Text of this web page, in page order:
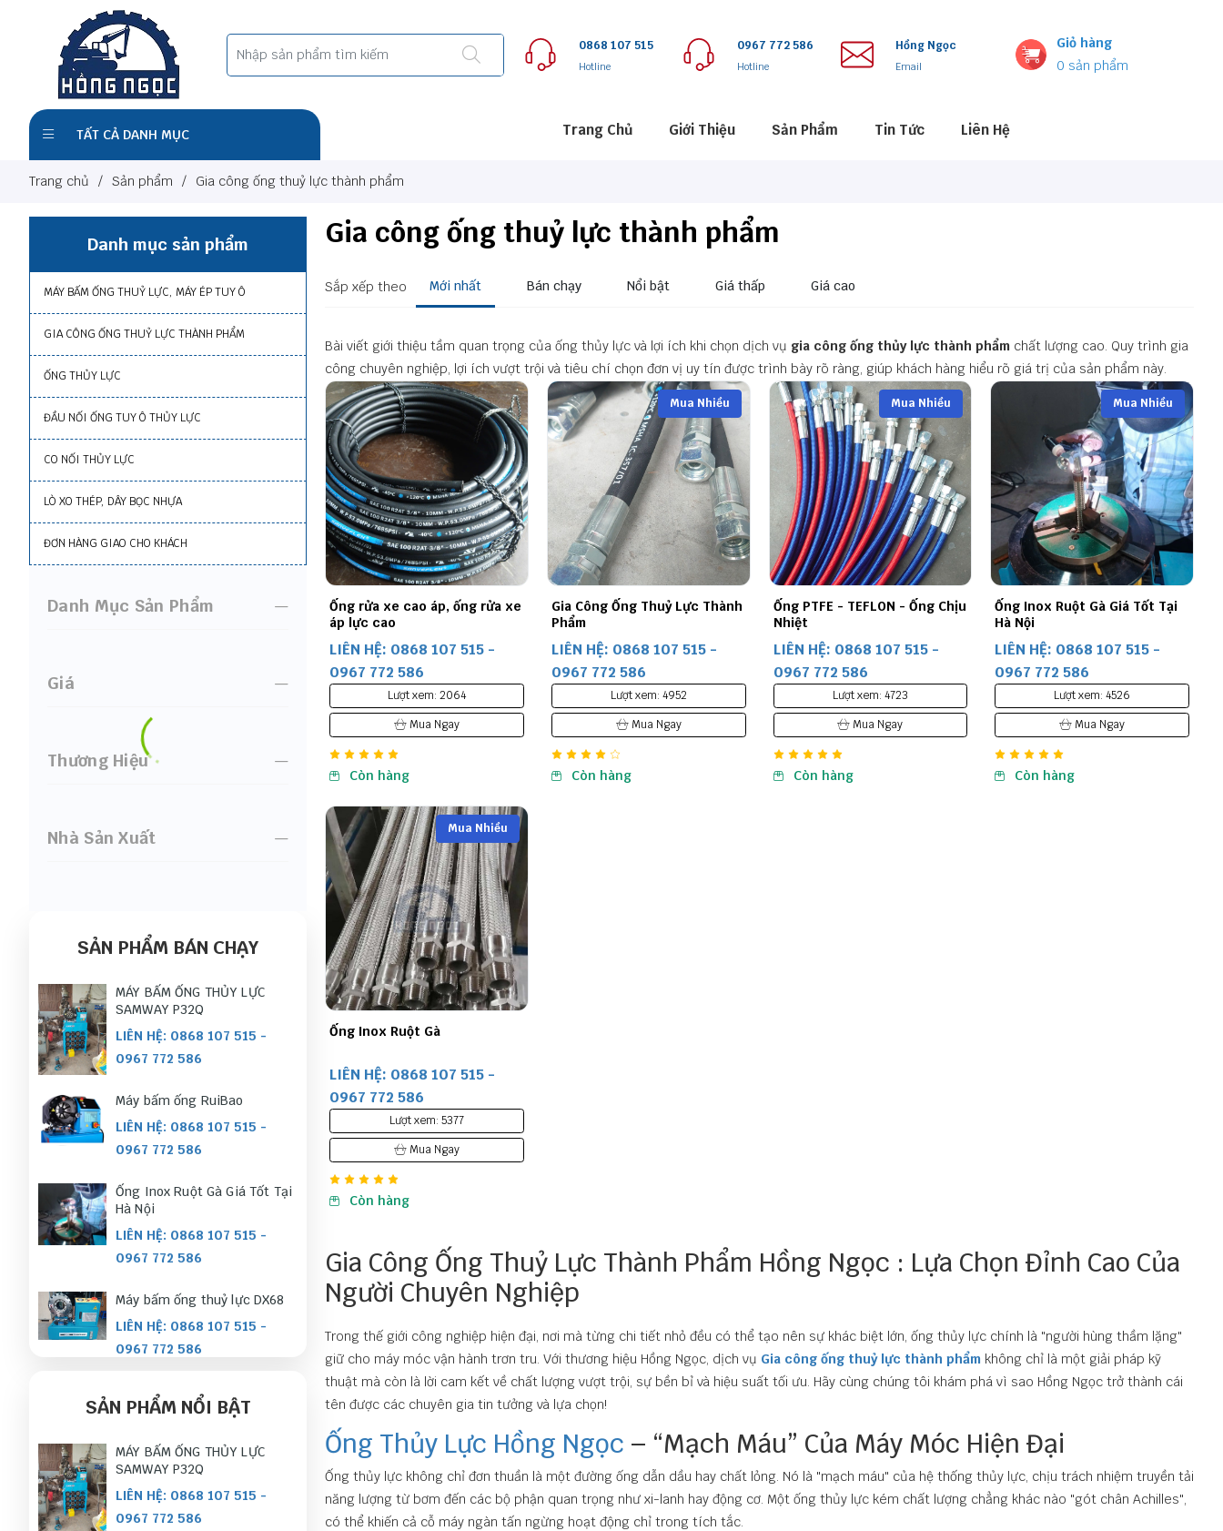
0868 107 515
Hotline
0967 772 586
Hotline
Hồng Ngọc
Email
Giỏ hàng
0 sản phẩm
TẤT CẢ DANH MỤC Trang Chủ Giới Thiệu Sản Phẩm Tin Tức Liên Hệ
Trang chủ / Sản phẩm / Gia công ống thuỷ lực thành phẩm
Gia công ống thuỷ lực thành phẩm
Sắp xếp theo Mới nhất Bán chạy Nổi bật Giá thấp Giá cao
Bài viết giới thiệu tầm quan trọng của ống thủy lực và lợi ích khi chọn dịch vụ gia công ống thủy lực thành phẩm chất lượng cao. Quy trình gia
công chuyên nghiệp, lợi ích vượt trội và tiêu chí chọn đơn vị uy tín được trình bày rõ ràng, giúp khách hàng hiểu rõ giá trị của sản phẩm này.
Ống rửa xe cao áp, ống rửa xe
áp lực cao
LIÊN HỆ: 0868 107 515 -
0967 772 586
Lượt xem: 2064
Mua Ngay
Còn hàng
Mua Nhiều
Gia Công Ống Thuỷ Lực Thành
Phẩm
LIÊN HỆ: 0868 107 515 -
0967 772 586
Lượt xem: 4952
Mua Ngay
Còn hàng
Mua Nhiều
Ống PTFE - TEFLON - Ống Chịu
Nhiệt
LIÊN HỆ: 0868 107 515 -
0967 772 586
Lượt xem: 4723
Mua Ngay
Còn hàng
Mua Nhiều
Ống Inox Ruột Gà Giá Tốt Tại
Hà Nội
LIÊN HỆ: 0868 107 515 -
0967 772 586
Lượt xem: 4526
Mua Ngay
Còn hàng
Mua Nhiều
Ống Inox Ruột Gà
LIÊN HỆ: 0868 107 515 -
0967 772 586
Lượt xem: 5377
Mua Ngay
Còn hàng
Gia Công Ống Thuỷ Lực Thành Phẩm Hồng Ngọc : Lựa Chọn Đỉnh Cao Của
Người Chuyên Nghiệp
Trong thế giới công nghiệp hiện đại, nơi mà từng chi tiết nhỏ đều có thể tạo nên sự khác biệt lớn, ống thủy lực chính là "người hùng thầm lặng"
giữ cho máy móc vận hành trơn tru. Với thương hiệu Hồng Ngọc, dịch vụ Gia công ống thuỷ lực thành phẩm không chỉ là một giải pháp kỹ
thuật mà còn là lời cam kết về chất lượng vượt trội, sự bền bỉ và hiệu suất tối ưu. Hãy cùng chúng tôi khám phá vì sao Hồng Ngọc trở thành cái
tên được các chuyên gia tin tưởng và lựa chọn!
Ống Thủy Lực Hồng Ngọc – “Mạch Máu” Của Máy Móc Hiện Đại
Ống thủy lực không chỉ đơn thuần là một đường ống dẫn dầu hay chất lỏng. Nó là "mạch máu" của hệ thống thủy lực, chịu trách nhiệm truyền tải
năng lượng từ bơm đến các bộ phận quan trọng như xi-lanh hay động cơ. Một ống thủy lực kém chất lượng chẳng khác nào "gót chân Achilles",
có thể khiến cả cỗ máy ngàn tấn ngừng hoạt động chỉ trong tích tắc.
Danh mục sản phẩm
MÁY BẤM ỐNG THUỶ LỰC, MÁY ÉP TUY Ô
GIA CÔNG ỐNG THUỶ LỰC THÀNH PHẨM
ỐNG THỦY LỰC
ĐẦU NỐI ỐNG TUY Ô THỦY LỰC
CO NỐI THỦY LỰC
LÒ XO THÉP, DÂY BỌC NHỰA
ĐƠN HÀNG GIAO CHO KHÁCH
Danh Mục Sản Phẩm
Giá
Thương Hiệu
Nhà Sản Xuất
SẢN PHẨM BÁN CHẠY
MÁY BẤM ỐNG THỦY LỰC
SAMWAY P32Q
LIÊN HỆ: 0868 107 515 -
0967 772 586
Máy bấm ống RuiBao
LIÊN HỆ: 0868 107 515 -
0967 772 586
Ống Inox Ruột Gà Giá Tốt Tại
Hà Nội
LIÊN HỆ: 0868 107 515 -
0967 772 586
Máy bấm ống thuỷ lực DX68
LIÊN HỆ: 0868 107 515 -
0967 772 586
SẢN PHẨM NỔI BẬT
MÁY BẤM ỐNG THỦY LỰC
SAMWAY P32Q
LIÊN HỆ: 0868 107 515 -
0967 772 586